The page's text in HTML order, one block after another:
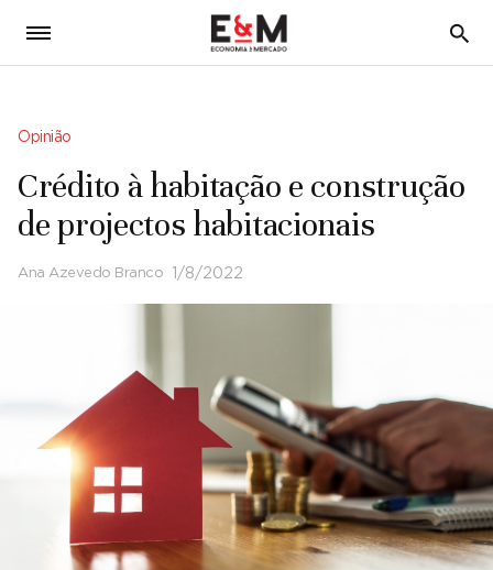
5
Opinião
Crédito à habitação e construção
de projectos habitacionais
Ana Azevedo Branco 1/8/2022